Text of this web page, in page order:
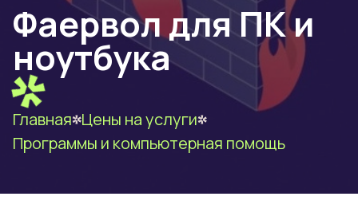
Фаервол для ПК и
ноутбука
Главная Цены на услуги
Программы и компьютерная помощь